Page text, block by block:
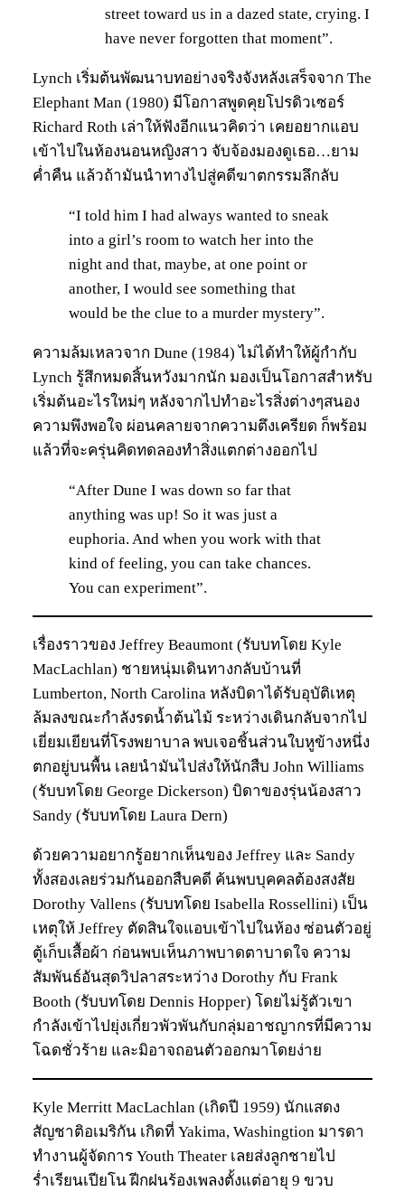
street toward us in a dazed state, crying. I
have never forgotten that moment”.
Lynch เริ่มต้นพัฒนาบทอย่างจริงจังหลังเสร็จจาก The
Elephant Man (1980) มีโอกาสพูดคุยโปรดิวเซอร์
Richard Roth เล่าให้ฟังอีกแนวคิดว่า เคยอยากแอบ
เข้าไปในห้องนอนหญิงสาว จับจ้องมองดูเธอ…ยาม
ค่ำคืน แล้วถ้ามันนำทางไปสู่คดีฆาตกรรมลึกลับ
“I told him I had always wanted to sneak
into a girl’s room to watch her into the
night and that, maybe, at one point or
another, I would see something that
would be the clue to a murder mystery”.
ความล้มเหลวจาก Dune (1984) ไม่ได้ทำให้ผู้กำกับ
Lynch รู้สึกหมดสิ้นหวังมากนัก มองเป็นโอกาสสำหรับ
เริ่มต้นอะไรใหม่ๆ หลังจากไปทำอะไรสิ่งต่างๆสนอง
ความพึงพอใจ ผ่อนคลายจากความตึงเครียด ก็พร้อม
แล้วที่จะครุ่นคิดทดลองทำสิ่งแตกต่างออกไป
“After Dune I was down so far that
anything was up! So it was just a
euphoria. And when you work with that
kind of feeling, you can take chances.
You can experiment”.
เรื่องราวของ Jeffrey Beaumont (รับบทโดย Kyle
MacLachlan) ชายหนุ่มเดินทางกลับบ้านที่
Lumberton, North Carolina หลังบิดาได้รับอุบัติเหตุ
ล้มลงขณะกำลังรดน้ำต้นไม้ ระหว่างเดินกลับจากไป
เยี่ยมเยียนที่โรงพยาบาล พบเจอชิ้นส่วนใบหูข้างหนึ่ง
ตกอยู่บนพื้น เลยนำมันไปส่งให้นักสืบ John Williams
(รับบทโดย George Dickerson) บิดาของรุ่นน้องสาว
Sandy (รับบทโดย Laura Dern)
ด้วยความอยากรู้อยากเห็นของ Jeffrey และ Sandy
ทั้งสองเลยร่วมกันออกสืบคดี ค้นพบบุคคลต้องสงสัย
Dorothy Vallens (รับบทโดย Isabella Rossellini) เป็น
เหตุให้ Jeffrey ตัดสินใจแอบเข้าไปในห้อง ซ่อนตัวอยู่
ตู้เก็บเสื้อผ้า ก่อนพบเห็นภาพบาดตาบาดใจ ความ
สัมพันธ์อันสุดวิปลาสระหว่าง Dorothy กับ Frank
Booth (รับบทโดย Dennis Hopper) โดยไม่รู้ตัวเขา
กำลังเข้าไปยุ่งเกี่ยวพัวพันกับกลุ่มอาชญากรที่มีความ
โฉดชั่วร้าย และมิอาจถอนตัวออกมาโดยง่าย
Kyle Merritt MacLachlan (เกิดปี 1959) นักแสดง
สัญชาติอเมริกัน เกิดที่ Yakima, Washingtion มารดา
ทำงานผู้จัดการ Youth Theater เลยส่งลูกชายไป
ร่ำเรียนเปียโน ฝีกฝนร้องเพลงตั้งแต่อายุ 9 ขวบ